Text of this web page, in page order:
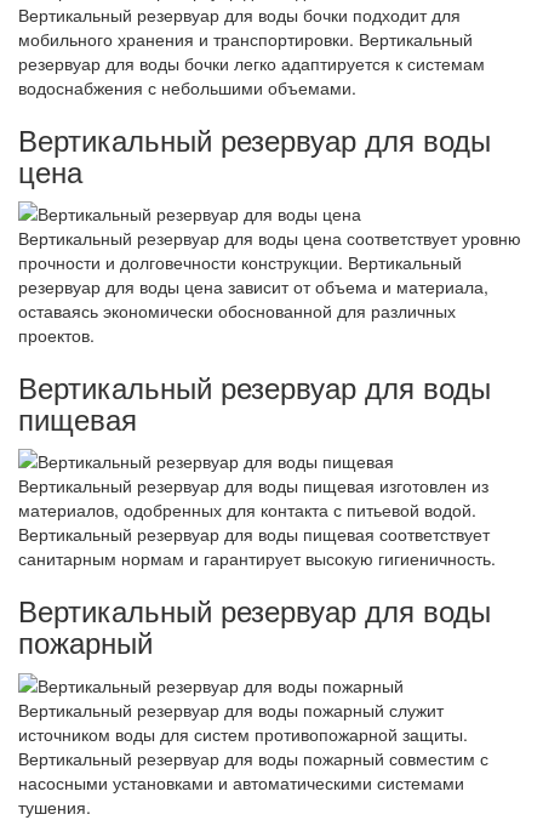
Вертикальный резервуар для воды бочки подходит для
мобильного хранения и транспортировки. Вертикальный
резервуар для воды бочки легко адаптируется к системам
водоснабжения с небольшими объемами.
Вертикальный резервуар для воды
цена
Вертикальный резервуар для воды цена соответствует уровню
прочности и долговечности конструкции. Вертикальный
резервуар для воды цена зависит от объема и материала,
оставаясь экономически обоснованной для различных
проектов.
Вертикальный резервуар для воды
пищевая
Вертикальный резервуар для воды пищевая изготовлен из
материалов, одобренных для контакта с питьевой водой.
Вертикальный резервуар для воды пищевая соответствует
санитарным нормам и гарантирует высокую гигиеничность.
Вертикальный резервуар для воды
пожарный
Вертикальный резервуар для воды пожарный служит
источником воды для систем противопожарной защиты.
Вертикальный резервуар для воды пожарный совместим с
насосными установками и автоматическими системами
тушения.